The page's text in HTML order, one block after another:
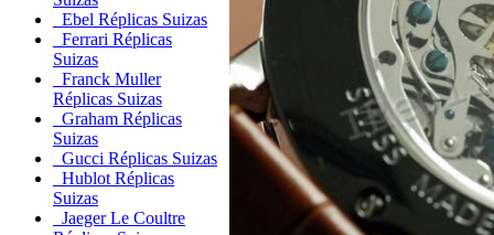
Ebel Réplicas Suizas
Ferrari Réplicas
Suizas
Franck Muller
Réplicas Suizas
Graham Réplicas
Suizas
Gucci Réplicas Suizas
Hublot Réplicas
Suizas
Jaeger Le Coultre